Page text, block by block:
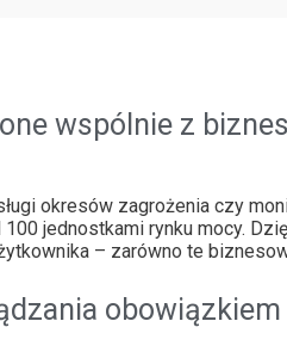
wspólnie z
okresów zagrożenia czy
jednostkami rynku mocy.
– zarówno te